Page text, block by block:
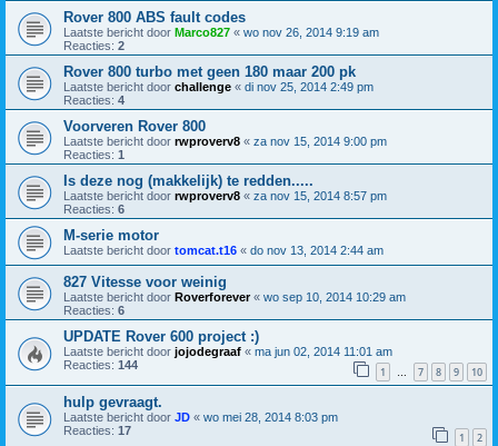
Rover 800 ABS fault codes
Laatste bericht door Marco827 « wo nov 26, 2014 9:19 am
Reacties: 2
Rover 800 turbo met geen 180 maar 200 pk
Laatste bericht door challenge « di nov 25, 2014 2:49 pm
Reacties: 4
Voorveren Rover 800
Laatste bericht door rwproverv8 « za nov 15, 2014 9:00 pm
Reacties: 1
Is deze nog (makkelijk) te redden.....
Laatste bericht door rwproverv8 « za nov 15, 2014 8:57 pm
Reacties: 6
M-serie motor
Laatste bericht door tomcat.t16 « do nov 13, 2014 2:44 am
827 Vitesse voor weinig
Laatste bericht door Roverforever« wo sep 10, 2014 10:29 am
Reacties: 6
UPDATE Rover 600 project :)
Laatste bericht door jojodegraaf « ma jun 02, 2014 11:01 am
Reacties: 144 1 … 7 8 9 10
hulp gevraagt.
Laatste bericht door JD « wo mei 28, 2014 8:03 pm
Reacties: 17 1 2